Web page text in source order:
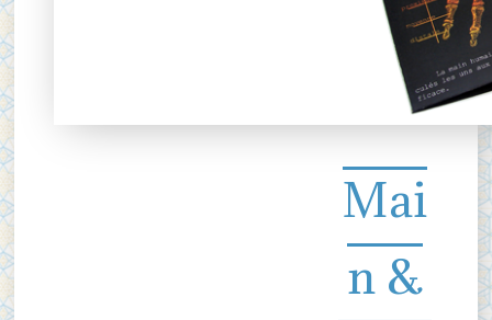
Mai
n &